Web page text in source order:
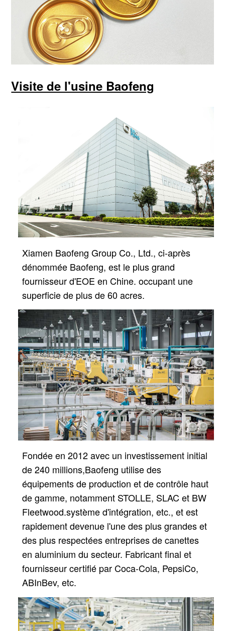
Visite de l'usine Baofeng
Xiamen Baofeng Group Co., Ltd., ci-après
dénommée Baofeng, est le plus grand
fournisseur d'EOE en Chine.occupant une
superficie de plus de 60 acres.
Fondée en 2012 avec un investissement initial
de 240 millions,Baofeng utilise des
équipements de production et de contrôle haut
de gamme, notamment STOLLE, SLAC et BW
Fleetwood.système d'intégration, etc., et est
rapidement devenue l'une des plus grandes et
des plus respectées entreprises de canettes
en aluminium du secteur. Fabricant final et
fournisseur certifié par Coca-Cola, PepsiCo,
ABInBev, etc.